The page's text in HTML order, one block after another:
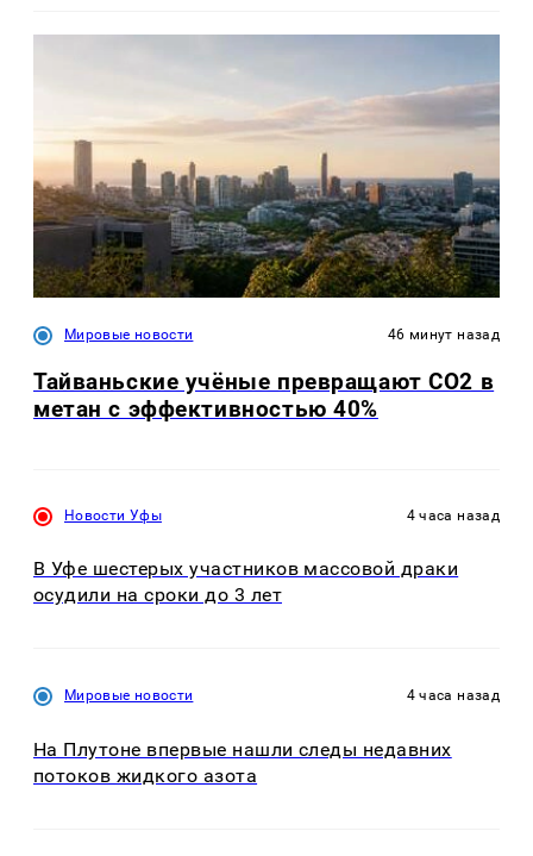
Мировые новости 46 минут назад
Тайваньские учёные превращают CO2 в
метан с эффективностью 40%
Новости Уфы 4 часа назад
В Уфе шестерых участников массовой драки
осудили на сроки до 3 лет
Мировые новости 4 часа назад
На Плутоне впервые нашли следы недавних
потоков жидкого азота